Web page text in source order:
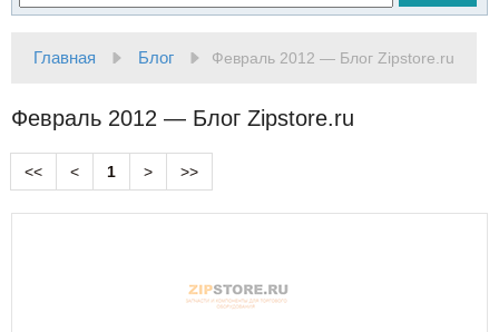
Главная Блог Февраль 2012 — Блог Zipstore.ru
Февраль 2012 — Блог Zipstore.ru
<< < 1 > >>